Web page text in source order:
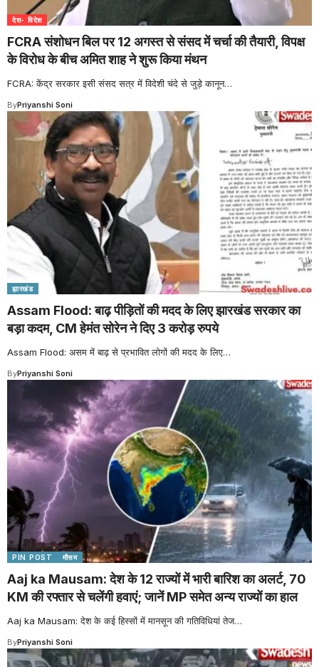
देश- विदेश
FCRA संशोधन बिल पर 12 अगस्त से संसद में चर्चा की तैयारी, विपक्ष
के विरोध के बीच अमित शाह ने शुरू किया मंथन
FCRA: केंद्र सरकार इसी संसद सत्र में विदेशी चंदे से जुड़े कानून…
ByPriyanshi Soni
झारखंड
Assam Flood: बाढ़ पीड़ितों की मदद के लिए झारखंड सरकार का
बड़ा कदम, CM हेमंत सोरेन ने दिए 3 करोड़ रुपये
Assam Flood: असम में बाढ़ से प्रभावित लोगों की मदद के लिए…
ByPriyanshi Soni
PIN POST मौसम
Aaj ka Mausam: देश के 12 राज्यों में भारी बारिश का अलर्ट, 70
KM की रफ्तार से चलेंगी हवाएं; जानें MP समेत अन्य राज्यों का हाल
Aaj ka Mausam: देश के कई हिस्सों में मानसून की गतिविधियां तेज…
ByPriyanshi Soni